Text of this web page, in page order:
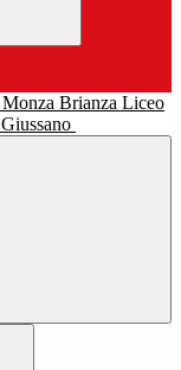
Liceo
Giussano